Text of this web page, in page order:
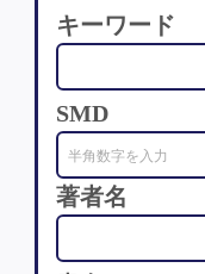
キーワード
SMD
著者名